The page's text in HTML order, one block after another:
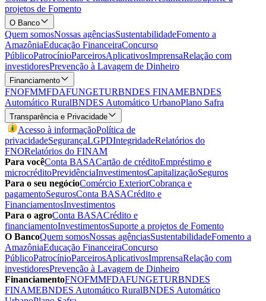
projetos de Fomento
O Banco
Quem somosNossas agênciasSustentabilidadeFomento a
AmazôniaEducação FinanceiraConcurso
PúblicoPatrocínioParceirosAplicativosImprensaRelação com
investidoresPrevenção à Lavagem de Dinheiro
Financiamento
FNOFMMFDAFUNGETURBNDES FINAMEBNDES
Automático RuralBNDES Automático UrbanoPlano Safra
Transparência e Privacidade
Acesso à informaçãoPolítica de
privacidadeSegurançaLGPDIntegridadeRelatórios do
FNORelatórios do FINAM
Para vocêConta BASACartão de créditoEmpréstimo e
microcréditoPrevidênciaInvestimentosCapitalizaçãoSeguros
Para o seu negócioComércio ExteriorCobrança e
pagamentoSegurosConta BASACrédito e
FinanciamentosInvestimentos
Para o agroConta BASACrédito e
financiamentoInvestimentosSuporte a projetos de Fomento
O BancoQuem somosNossas agênciasSustentabilidadeFomento a
AmazôniaEducação FinanceiraConcurso
PúblicoPatrocínioParceirosAplicativosImprensaRelação com
investidoresPrevenção à Lavagem de Dinheiro
FinanciamentoFNOFMMFDAFUNGETURBNDES
FINAMEBNDES Automático RuralBNDES Automático